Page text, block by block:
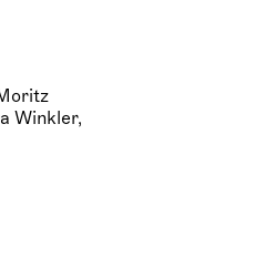
Winkler,